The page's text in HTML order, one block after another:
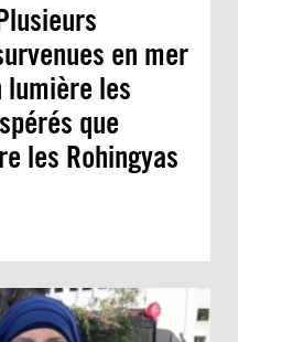
en mer
les
que
les Rohingyas